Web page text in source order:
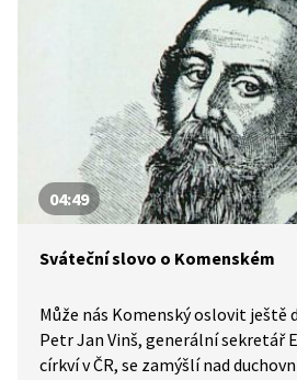
04:49
Sváteční slovo o Komenském
Může nás Komenský oslovit ještě
Petr Jan Vinš, generální sekretář
církví v ČR, se zamýšlí nad